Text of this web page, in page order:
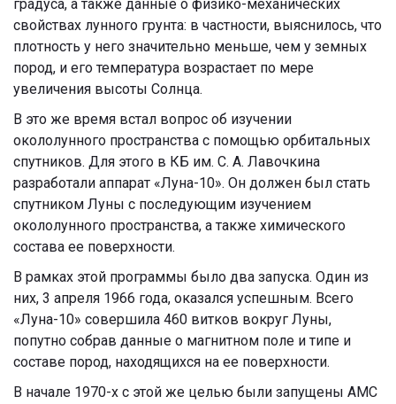
градуса, а также данные о физико-механических
свойствах лунного грунта: в частности, выяснилось, что
плотность у него значительно меньше, чем у земных
пород, и его температура возрастает по мере
увеличения высоты Солнца.
В это же время встал вопрос об изучении
окололунного пространства с помощью орбитальных
спутников. Для этого в КБ им. С. А. Лавочкина
разработали аппарат «Луна-10». Он должен был стать
спутником Луны с последующим изучением
окололунного пространства, а также химического
состава ее поверхности.
В рамках этой программы было два запуска. Один из
них, 3 апреля 1966 года, оказался успешным. Всего
«Луна-10» совершила 460 витков вокруг Луны,
попутно собрав данные о магнитном поле и типе и
составе пород, находящихся на ее поверхности.
В начале 1970-х с этой же целью были запущены АМС